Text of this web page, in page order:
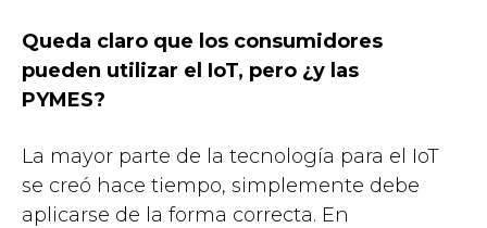
Queda claro que los consumidores
pueden utilizar el IoT, pero ¿y las
PYMES?
La mayor parte de la tecnología para el IoT
se creó hace tiempo, simplemente debe
aplicarse de la forma correcta. En